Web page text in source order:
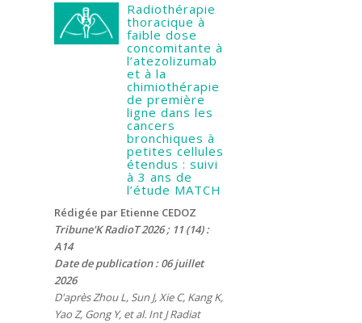
Radiothérapie
thoracique à
faible dose
concomitante à
l’atezolizumab
et à la
chimiothérapie
de première
ligne dans les
cancers
bronchiques à
petites cellules
étendus : suivi
à 3 ans de
l’étude MATCH
Rédigée par Etienne CEDOZ
Tribune'K RadioT 2026 ; 11 (14) :
A14
Date de publication : 06 juillet
2026
D'après Zhou L, Sun J, Xie C, Kang K,
Yao Z, Gong Y, et al. Int J Radiat